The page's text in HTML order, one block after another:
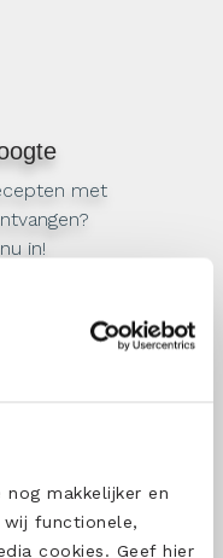
makkelijker en
functionele,
cookies. Geef hier
met
in!